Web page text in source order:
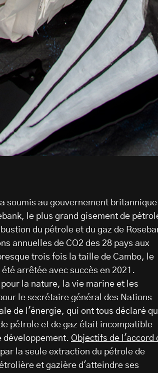
soumis au gouvernement britannique
le plus grand gisement de
du pétrole et du gaz de
annuelles de CO2 des 28 pays aux
trois fois la taille de Cambo, le
arrêtée avec succès en 2021.
la nature, la vie marine et les
le secrétaire général des Nations
de l'énergie, qui ont tous déclaré
pétrole et de gaz était incompatible
développement. Objectifs de l'accord
la seule extraction du pétrole de
et gazière d'atteindre ses